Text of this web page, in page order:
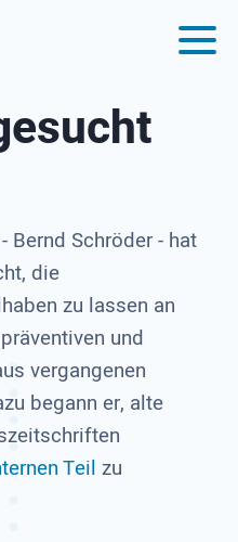
Bernd Schröder - hat
die
zu lassen an
und
vergangenen
begann er, alte
Teil zu